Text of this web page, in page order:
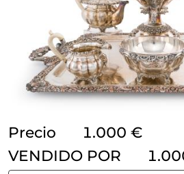
Precio
1.000 €
VENDIDO POR